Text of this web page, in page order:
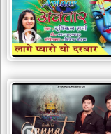
the
day
भजन
जोड़ें
bhajans